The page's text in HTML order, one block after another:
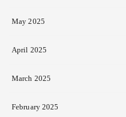
May 2025
April 2025
March 2025
February 2025